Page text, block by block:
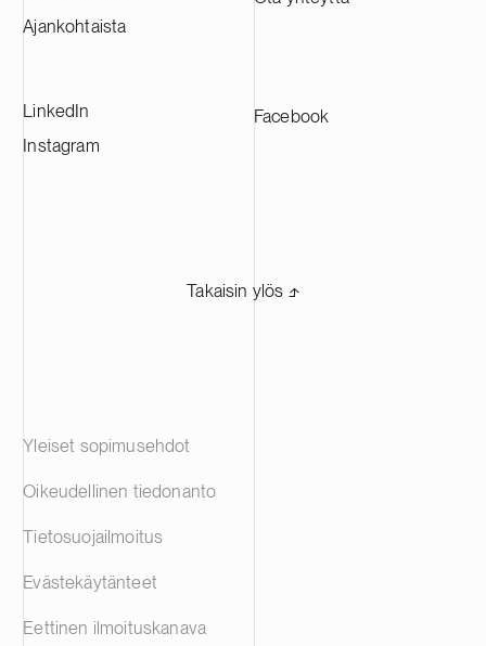
toimittamaan materiaaleja johtaville
Ajankohtaista
LinkedIn
Instagram
Facebook
Takaisin ylös ⬏
Yleiset sopimusehdot
Oikeudellinen tiedonanto
Tietosuojailmoitus
Evästekäytänteet
Eettinen ilmoituskanava